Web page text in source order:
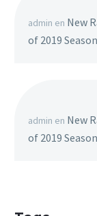
admin en New
of 2019
admin en New
of 2019